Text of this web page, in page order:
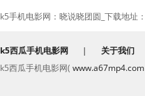
k5手机电影网：晓说晓团圆_下载地址：
k5西瓜手机电影网 | 关于我们
k5西瓜手机电影网( www.a67mp4.com